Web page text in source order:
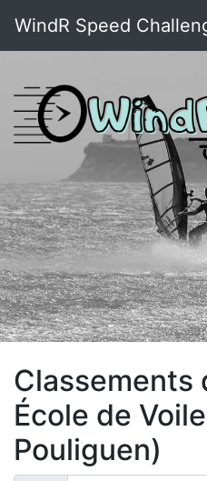
WindR Speed
Classements
École de
Pouliguen)